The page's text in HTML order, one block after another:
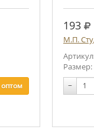
оптом
193
М.П.
Размер:
−